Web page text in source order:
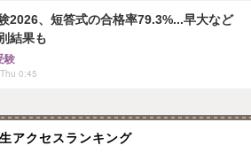
2026、短答式の合格率79.3%...早大など
結果も
験
0:45
アクセスランキング